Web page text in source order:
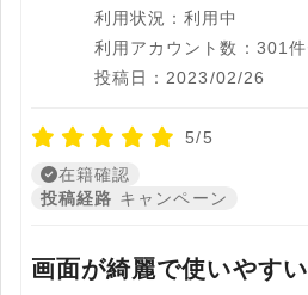
利用状況：利用中
利用アカウント数：301
投稿日：2023/02/26
5/5
在籍確認
投稿経路 キャンペーン
画面が綺麗で使いやす